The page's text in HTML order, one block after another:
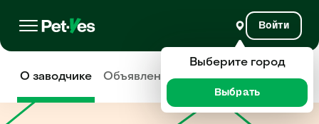
Войти
О заводчике Объявления Отзывы
Выберите город
Выбрать